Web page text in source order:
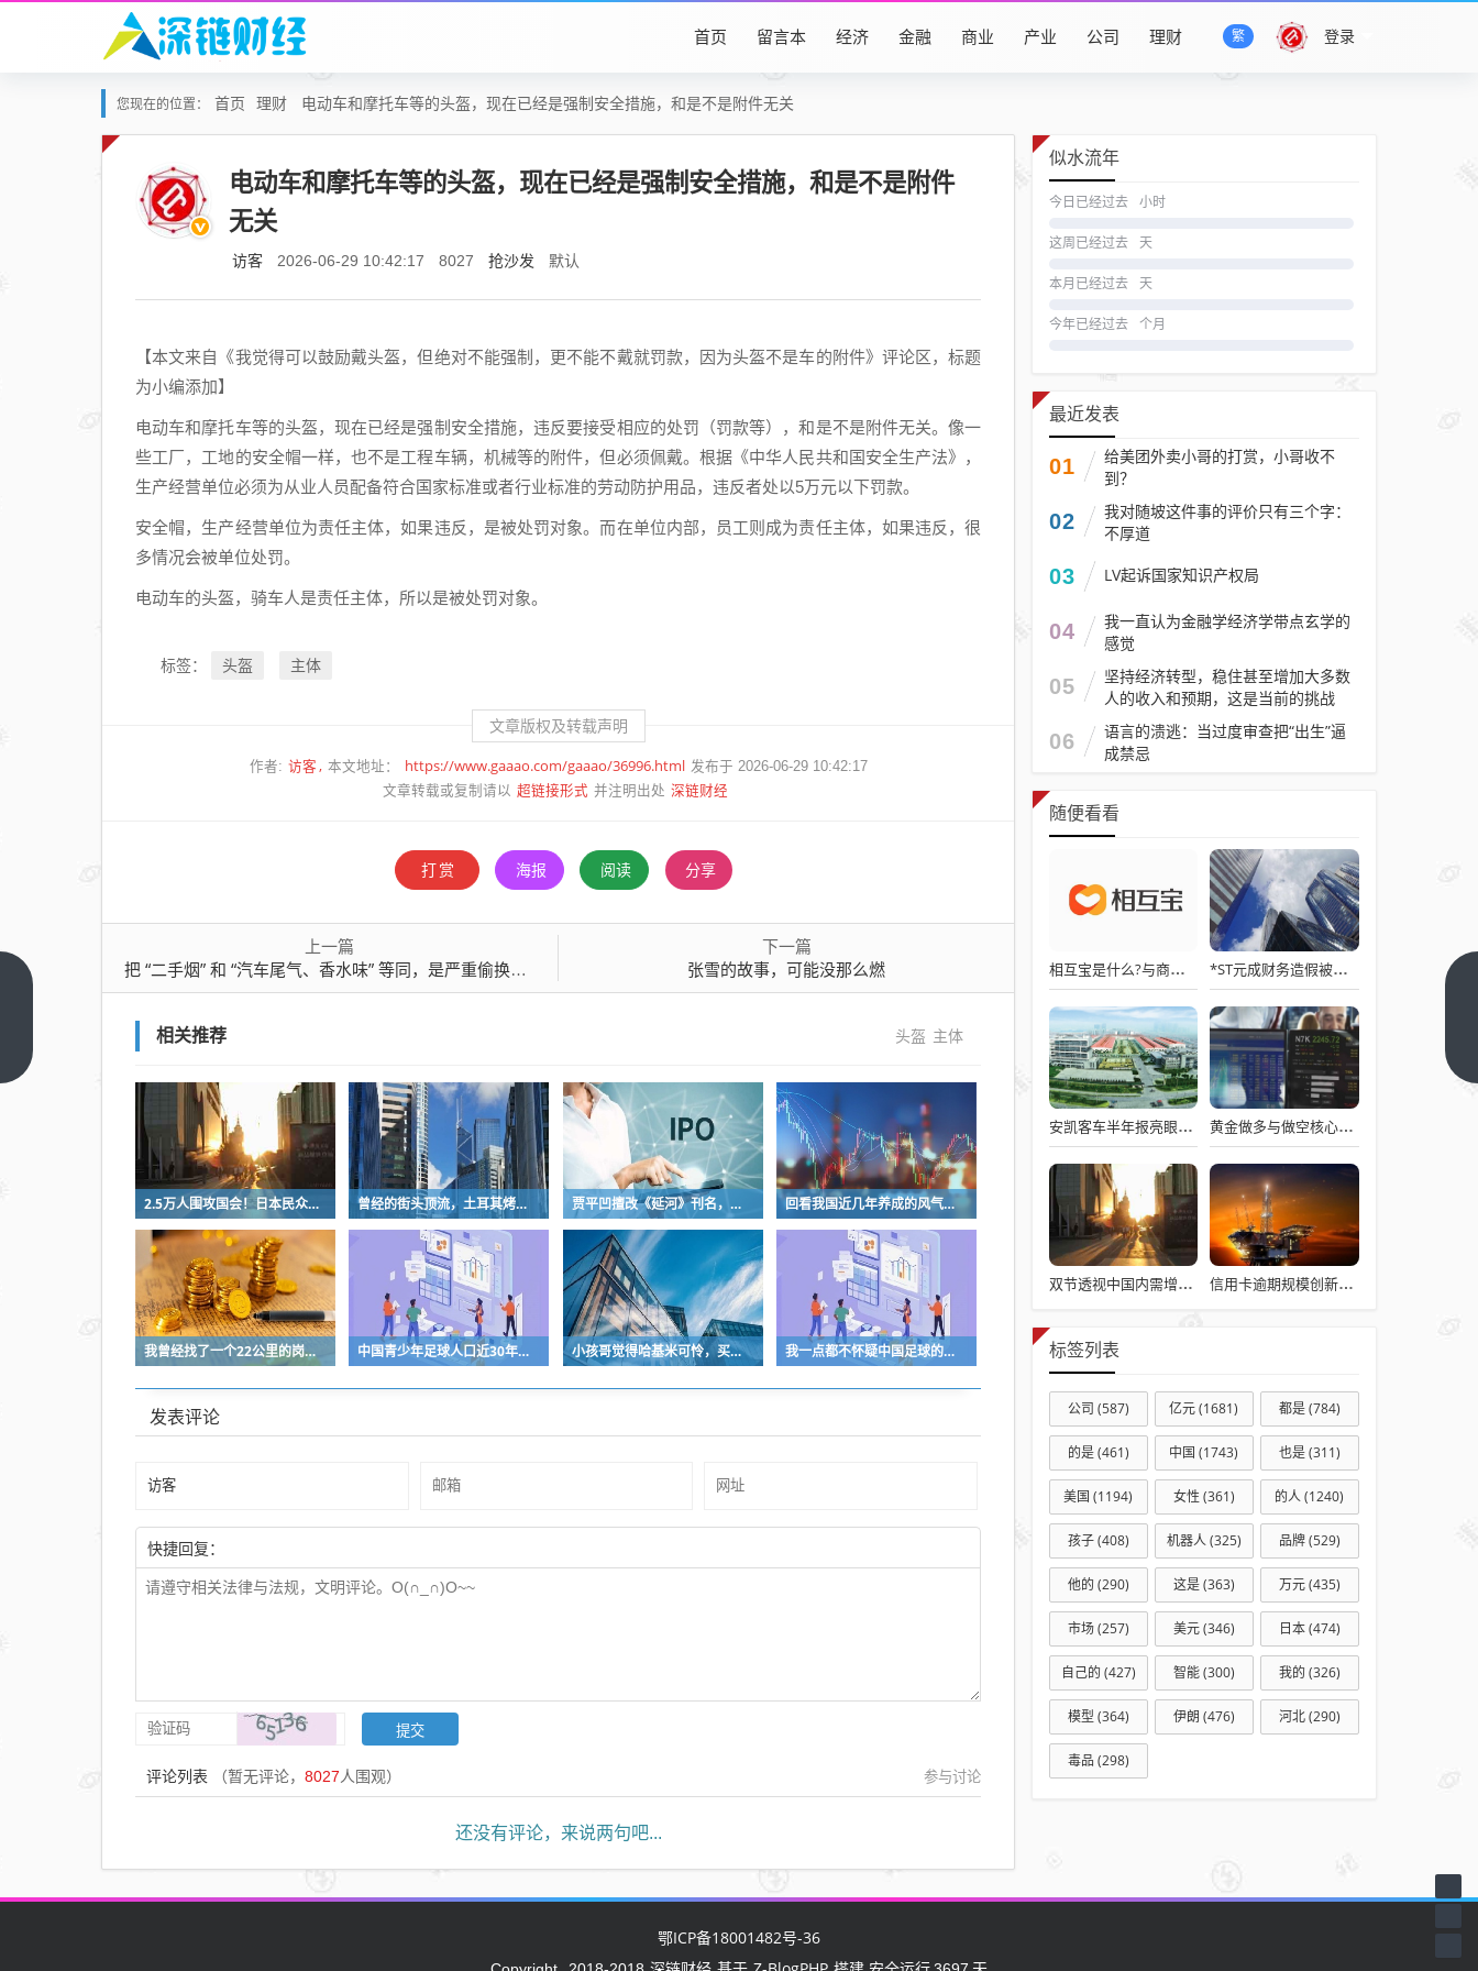
登录
繁
首页 留言本 经济 金融 商业 产业 公司 理财
您现在的位置： 首页 理财 电动车和摩托车等的头盔，现在已经是强制安全措施，和是不是附件无关
电动车和摩托车等的头盔，现在已经是强制安全措施，和是不是附件
无关
访客 2026-06-29 10:42:17 8027 抢沙发 默认
【本文来自《我觉得可以鼓励戴头盔，但绝对不能强制，更不能不戴就罚款，因为头盔不是车的附件》评论区，标题
为小编添加】
电动车和摩托车等的头盔，现在已经是强制安全措施，违反要接受相应的处罚（罚款等），和是不是附件无关。像一
些工厂，工地的安全帽一样，也不是工程车辆，机械等的附件，但必须佩戴。根据《中华人民共和国安全生产法》，
生产经营单位必须为从业人员配备符合国家标准或者行业标准的劳动防护用品，违反者处以5万元以下罚款。
安全帽，生产经营单位为责任主体，如果违反，是被处罚对象。而在单位内部，员工则成为责任主体，如果违反，很
多情况会被单位处罚。
电动车的头盔，骑车人是责任主体，所以是被处罚对象。
标签： 头盔 主体
文章版权及转载声明
作者: 访客 本文地址： https://www.gaaao.com/gaaao/36996.html 发布于 2026-06-29 10:42:17
文章转载或复制请以 超链接形式 并注明出处 深链财经
打赏 海报 阅读 分享
上一篇
把 “二手烟” 和 “汽车尾气、香水味” 等同，是严重偷换概念
下一篇
张雪的故事，可能没那么燃
相关推荐 头盔 主体
2.5万人围攻国会！日本民众怒了：让她下台！ 曾经的街头顶流，土耳其烤肉为什么消失了？ 贾平凹擅改《延河》刊名，到底错在哪里？这三点才是问题的关键 回看我国近几年养成的风气习惯
我曾经找了一个22公里的岗位，坚持了2个星期就坚持不下去了 中国青少年足球人口近30年是断崖式下降 小孩哥觉得哈基米可怜，买了火腿肠喂哈基米，结果哈基米直接叼走他的鹦鹉… 我一点都不怀疑中国足球的未来
发表评论
快捷回复：
评论列表 （暂无评论， 8027人围观） 参与讨论
还没有评论，来说两句吧...
似水流年
今日已经过去 小时
这周已经过去 天
本月已经过去 天
今年已经过去 个月
最近发表
01
给美团外卖小哥的打赏，小哥收不
到？
02
我对随坡这件事的评价只有三个字：
不厚道
03 LV起诉国家知识产权局
04
我一直认为金融学经济学带点玄学的
感觉
05
坚持经济转型，稳住甚至增加大多数
人的收入和预期，这是当前的挑战
06
语言的溃逃：当过度审查把“出生”逼
成禁忌
随便看看
相互宝是什么?与商业保险的核心区别：为什么保险能兜底，互助不行 *ST元成财务造假被重罚退市
安凯客车半年报亮眼：净利增长153%，但股东减持套现约5500万元 黄金做多与做空核心解析：一文读懂两类交易逻辑与市场应用
双节透视中国内需增长密码 信用卡逾期规模创新高 交行账单日还款日查询及优化指南引关注
标签列表
公司 (587) 亿元(1681) 都是(784)
的是(461) 中国 (1743) 也是(311)
美国 (1194) 女性 (361) 的人(1240)
孩子(408) 机器人(325) 品牌(529)
他的 (290) 这是(363) 万元(435)
市场(257) 美元(346) 日本(474)
自己的 (427) 智能(300) 我的 (326)
模型 (364) 伊朗 (476) 河北(290)
毒品 (298)
鄂ICP备18001482号-36